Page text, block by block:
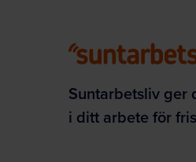
Suntarbetsliv ger
i ditt arbete för